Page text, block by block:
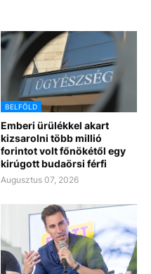
BELFÖLD
Emberi ürülékkel akart
kizsarolni több millió
forintot volt főnökétől egy
kirúgott budaörsi férfi
Augusztus 07, 2026